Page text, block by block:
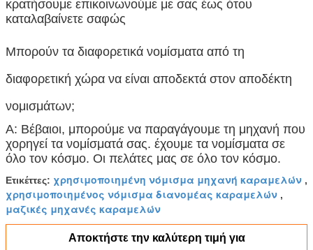
κρατήσουμε επικοινωνούμε με σας έως ότου
καταλαβαίνετε σαφώς
Μπορούν τα διαφορετικά νομίσματα από τη
διαφορετική χώρα να είναι αποδεκτά στον αποδέκτη
νομισμάτων;
Α: Βέβαιοι, μπορούμε να παραγάγουμε τη μηχανή που
χορηγεί τα νομίσματά σας. έχουμε τα νομίσματα σε
όλο τον κόσμο. Οι πελάτες μας σε όλο τον κόσμο.
Ετικέττες: χρησιμοποιημένη νόμισμα μηχανή καραμελών ,
χρησιμοποιημένος νόμισμα διανομέας καραμελών ,
μαζικές μηχανές καραμελών
Αποκτήστε την καλύτερη τιμή για